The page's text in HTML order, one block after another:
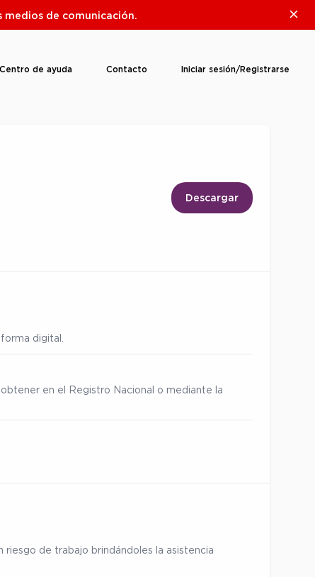
medios de comunicación.
Centro de ayuda Contacto Iniciar sesión/Registrarse
Descargar
digital.
en el Registro Nacional o mediante la
de trabajo brindándoles la asistencia